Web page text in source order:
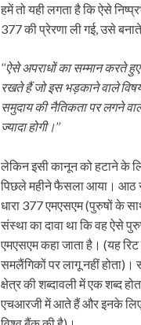
हमें तो यही लगता है कि ऐसे
377 की प्रेरणा ली गई, उसे
‘‘ऐसे अपराधों का सम्मान करते
रखते हैं जो इस भड़काने वाले
समुदाय की नैतिकता पर लगने
ज्यादा होगी।’’
लेकिन इसी कानून को हटाने के
पिछले महीने फैसला आया। आठ
धारा 377 एमएसएम (पुरुषों के
संस्था का दावा था कि वह ऐसे
एमएसएम कहा जाता है। (यह
समलैंगिकों पर लागू नहीं
क्षेत्र की शब्दावली में एक शब्द
एचआरजी में आते हैं और इनके लिए